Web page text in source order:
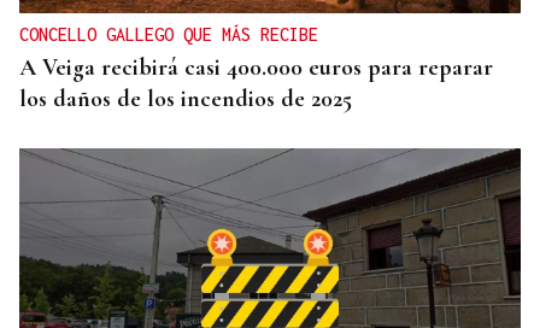
CONCELLO GALLEGO QUE MÁS RECIBE
A Veiga recibirá casi 400.000 euros para reparar
los daños de los incendios de 2025